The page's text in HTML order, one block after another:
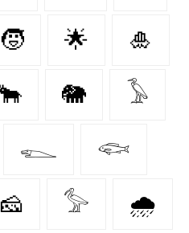
🧒 🌟 🎍
🐘 𓅥
𓆍 𓆟
🧀 𓅞 🌧️